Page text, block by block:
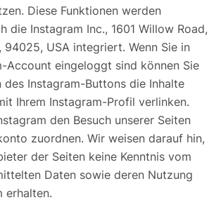
Diese Funktionen werden
die Instagram Inc., 1601 Willow Road,
94025, USA integriert. Wenn Sie in
Account eingeloggt sind können Sie
des Instagram-Buttons die Inhalte
Ihrem Instagram-Profil verlinken.
den Besuch unserer Seiten
zuordnen. Wir weisen darauf hin,
der Seiten keine Kenntnis vom
Daten sowie deren Nutzung
erhalten.